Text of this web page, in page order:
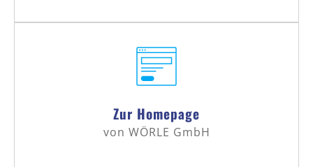
Zur Homepage
von WÖRLE GmbH